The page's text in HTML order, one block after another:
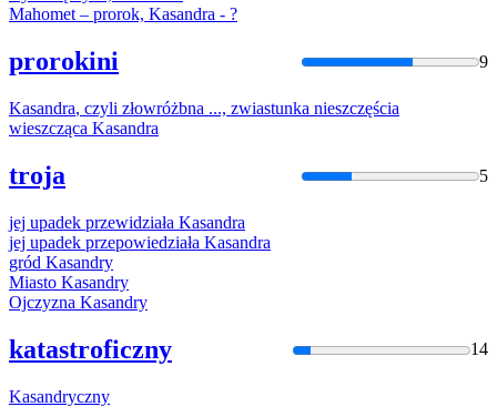
Mahomet – prorok, Kasandra - ?
prorokini 9
Kasandra, czyli złowróżbna ..., zwiastunka nieszczęścia
wieszcząca Kasandra
troja 5
jej upadek przewidziała Kasandra
jej upadek przepowiedziała Kasandra
gród Kasandry
Miasto Kasandry
Ojczyzna Kasandry
katastroficzny 14
Kasandryczny